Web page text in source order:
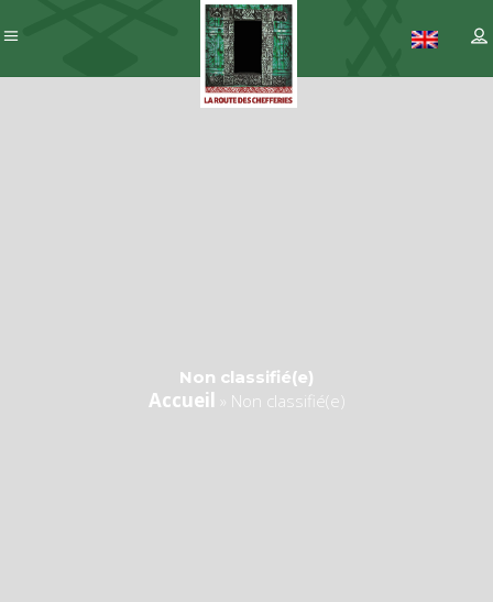
Non classifié(e)
Accueil » Non classifié(e)